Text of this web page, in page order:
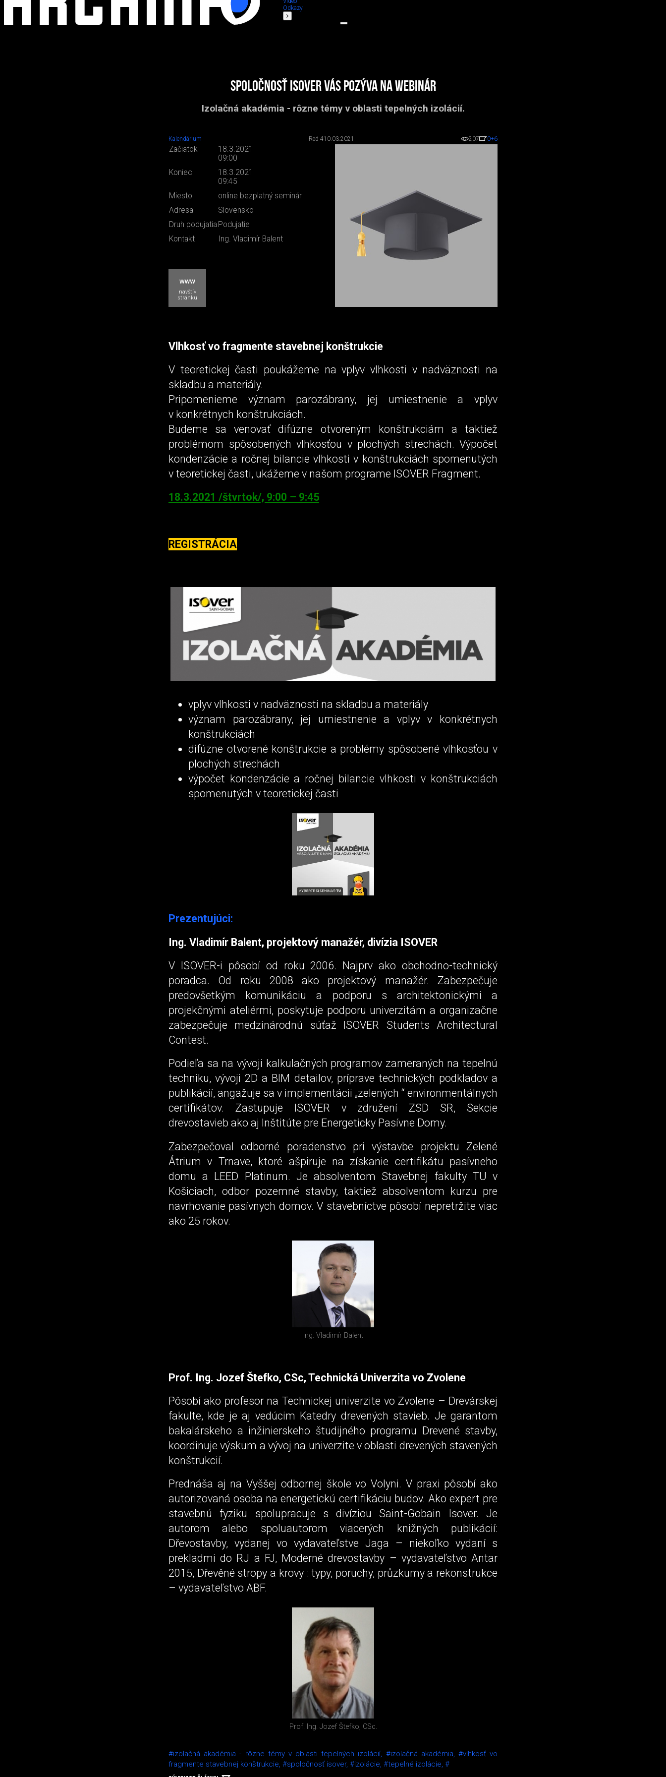
Odkazy
Spoločnosť Isover Vás pozýva na webinár
Izolačná akadémia - rôzne témy v oblasti tepelných izolácií.
Kalendárium Red 410.03.2021 207 0+6
Začiatok
18.3.2021
09:00
Koniec
18.3.2021
09:45
Miesto
online bezplatný seminár
Adresa
Slovensko
Druh podujatia Podujatie
Kontakt
Ing. Vladimír Balent
navštív
stránku
Vlhkosť vo fragmente stavebnej konštrukcie
V teoretickej časti poukážeme na vplyv vlhkosti v nadväznosti na
skladbu a materiály.
Pripomenieme význam parozábrany, jej umiestnenie a vplyv
v konkrétnych konštrukciách.
Budeme sa venovať difúzne otvoreným konštrukciám a taktiež
problémom spôsobených vlhkosťou v plochých strechách. Výpočet
kondenzácie a ročnej bilancie vlhkosti v konštrukciách spomenutých
v teoretickej časti, ukážeme v našom programe ISOVER Fragment.
18.3.2021 /štvrtok/, 9:00 – 9:45
REGISTRÁCIA
vplyv vlhkosti v nadväznosti na skladbu a materiály
význam parozábrany, jej umiestnenie a vplyv v konkrétnych
konštrukciách
difúzne otvorené konštrukcie a problémy spôsobené vlhkosťou v
plochých strechách
výpočet kondenzácie a ročnej bilancie vlhkosti v konštrukciách
spomenutých v teoretickej časti
Prezentujúci:
Ing. Vladimír Balent, projektový manažér, divízia ISOVER
V ISOVER-i pôsobí od roku 2006. Najprv ako obchodno-technický
poradca. Od roku 2008 ako projektový manažér. Zabezpečuje
predovšetkým komunikáciu a podporu s architektonickými a
projekčnými ateliérmi, poskytuje podporu univerzitám a organizačne
zabezpečuje medzinárodnú súťaž ISOVER Students Architectural
Contest.
Podieľa sa na vývoji kalkulačných programov zameraných na tepelnú
techniku, vývoji 2D a BIM detailov, príprave technických podkladov a
publikácií, angažuje sa v implementácii „zelených “ environmentálnych
certifikátov. Zastupuje ISOVER v združení ZSD SR, Sekcie
drevostavieb ako aj Inštitúte pre Energeticky Pasívne Domy.
Zabezpečoval odborné poradenstvo pri výstavbe projektu Zelené
Átrium v Trnave, ktoré ašpiruje na získanie certifikátu pasívneho
domu a LEED Platinum. Je absolventom Stavebnej fakulty TU v
Košiciach, odbor pozemné stavby, taktiež absolventom kurzu pre
navrhovanie pasívnych domov. V stavebníctve pôsobí nepretržite viac
ako 25 rokov.
Ing. Vladimír Balent
Prof. Ing. Jozef Štefko, CSc, Technická Univerzita vo Zvolene
Pôsobí ako profesor na Technickej univerzite vo Zvolene – Drevárskej
fakulte, kde je aj vedúcim Katedry drevených stavieb. Je garantom
bakalárskeho a inžinierskeho študijného programu Drevené stavby,
koordinuje výskum a vývoj na univerzite v oblasti drevených stavených
konštrukcií.
Prednáša aj na Vyššej odbornej škole vo Volyni. V praxi pôsobí ako
autorizovaná osoba na energetickú certifikáciu budov. Ako expert pre
stavebnú fyziku spolupracuje s divíziou Saint-Gobain Isover. Je
autorom alebo spoluautorom viacerých knižných publikácií:
Dřevostavby, vydanej vo vydavateľstve Jaga – niekoľko vydaní s
prekladmi do RJ a FJ, Moderné drevostavby – vydavateľstvo Antar
2015, Dřevěné stropy a krovy : typy, poruchy, průzkumy a rekonstrukce
– vydavateľstvo ABF.
Prof. Ing. Jozef Štefko, CSc.
#izolačná akadémia - rôzne témy v oblasti tepelných izolácií, #izolačná akadémia, #vlhkosť vo
fragmente stavebnej konštrukcie, #spoločnosť isover, #izolácie, #tepelné izolácie, #